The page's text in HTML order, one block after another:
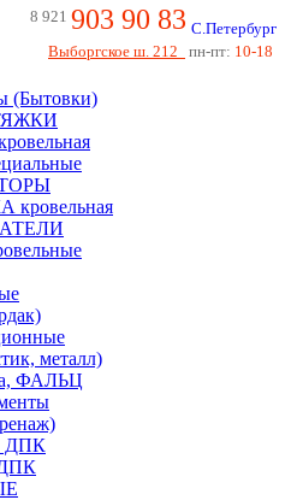
8 921 903 90 83 С.Петербург
Выборгское ш. 212
пн-пт: 10-18
(Бытовки)
металл)
ФАЛЬЦ
ДПК